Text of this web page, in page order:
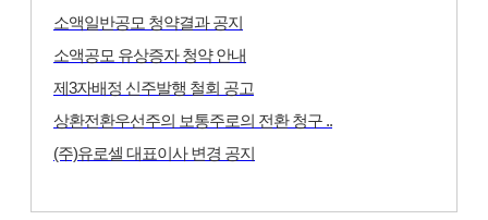
소액일반공모 청약결과 공지
소액공모 유상증자 청약 안내
제3자배정 신주발행 철회 공고
상환전환우선주의 보통주로의 전환 청구 ..
(주)유로셀 대표이사 변경 공지